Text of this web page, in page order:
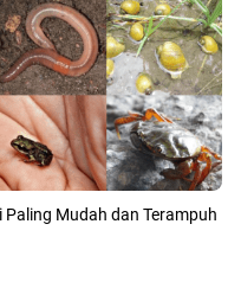
Mudah dan Terampuh